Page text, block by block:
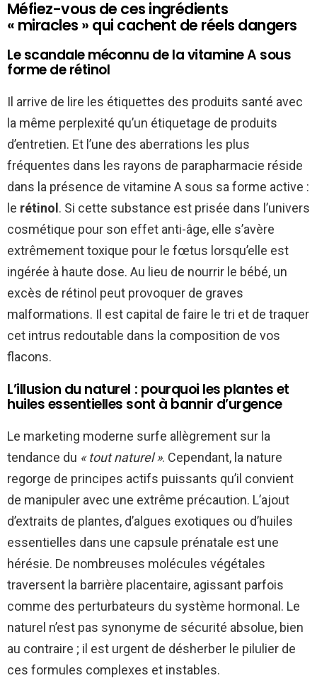
Méfiez-vous de ces ingrédients
« miracles » qui cachent de réels dangers
Le scandale méconnu de la vitamine A sous
forme de rétinol
Il arrive de lire les étiquettes des produits santé avec
la même perplexité qu’un étiquetage de produits
d’entretien. Et l’une des aberrations les plus
fréquentes dans les rayons de parapharmacie réside
dans la présence de vitamine A sous sa forme active :
le rétinol. Si cette substance est prisée dans l’univers
cosmétique pour son effet anti-âge, elle s’avère
extrêmement toxique pour le fœtus lorsqu’elle est
ingérée à haute dose. Au lieu de nourrir le bébé, un
excès de rétinol peut provoquer de graves
malformations. Il est capital de faire le tri et de traquer
cet intrus redoutable dans la composition de vos
flacons.
L’illusion du naturel : pourquoi les plantes et
huiles essentielles sont à bannir d’urgence
Le marketing moderne surfe allègrement sur la
tendance du « tout naturel ». Cependant, la nature
regorge de principes actifs puissants qu’il convient
de manipuler avec une extrême précaution. L’ajout
d’extraits de plantes, d’algues exotiques ou d’huiles
essentielles dans une capsule prénatale est une
hérésie. De nombreuses molécules végétales
traversent la barrière placentaire, agissant parfois
comme des perturbateurs du système hormonal. Le
naturel n’est pas synonyme de sécurité absolue, bien
au contraire ; il est urgent de désherber le pilulier de
ces formules complexes et instables.